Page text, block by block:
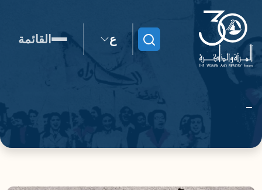
ابحث ع القائمة